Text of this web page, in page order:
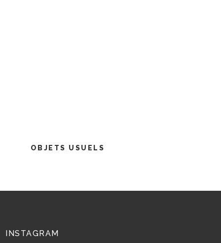
OBJETS USUELS
INSTAGRAM